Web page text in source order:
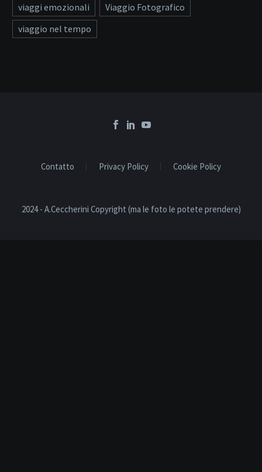
viaggi emozionali
Viaggio Fotografico
viaggio nel tempo
Contatto Privacy Policy Cookie Policy
2024 - A.Ceccherini Copyright (ma le foto le potete prendere)